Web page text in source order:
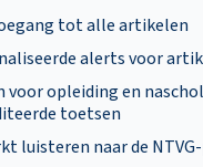
tot alle artikelen
alerts voor
voor opleiding en
toetsen
luisteren naar de